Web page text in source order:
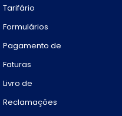
Tarifário
Formulários
Pagamento de
Faturas
Livro de
Reclamações